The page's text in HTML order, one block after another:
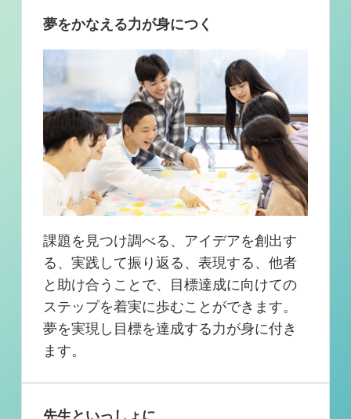
夢をかなえる力が身につく
課題を見つけ調べる、アイデアを創出す
る、実践して振り返る、表現する、他者
と助け合うことで、目標達成に向けての
ステップを着実に歩むことができます。
夢を実現し目標を達成する力が身に付き
ます。